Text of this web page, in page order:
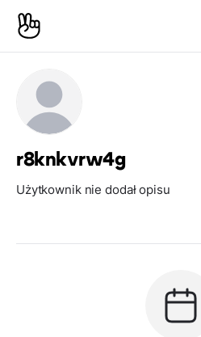
r8knkvrw4g
Użytkownik nie dodał opisu